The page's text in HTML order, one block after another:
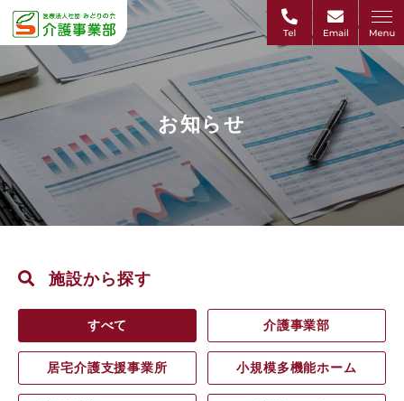
お知らせ
施設から探す
すべて 介護事業部
居宅介護支援事業所 小規模多機能ホーム